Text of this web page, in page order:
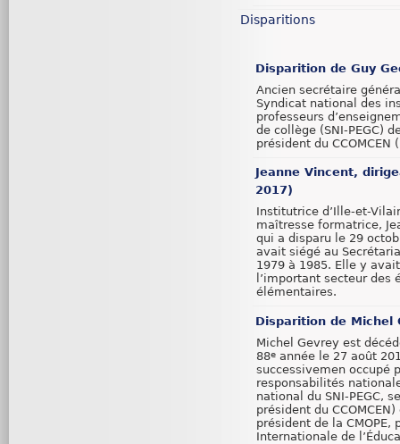
Disparitions
Disparition de Guy
Ancien secrétaire
Syndicat national des
professeurs
de collège (SNI-PEGC)
président du CCOMCEN
Jeanne Vincent,
2017)
Institutrice d’Ille-et-
maîtresse formatrice,
qui a disparu le 29
avait siégé au
1979 à 1985. Elle y
l’important secteur des
élémentaires.
Disparition de Michel
Michel Gevrey est
88e année le 27 août
successivemen occupé
responsabilités
national du SNI-PEGC,
président du
président de la CMOPE,
Internationale de